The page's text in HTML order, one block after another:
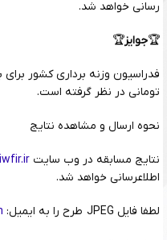
رسانی خواهد شد.
🏆جوایز🏆
فدراسیون وزنه برداری کشور برای
تومانی در نظر گرفته است.
نحوه ارسال و مشاهده نتایج
نتایج مسابقه در وب سایت
اطلاعرسانی خواهد شد.
لطفا فایل JPEG طرح را به ایمیل: